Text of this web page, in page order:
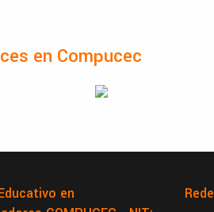
en Compucec
en